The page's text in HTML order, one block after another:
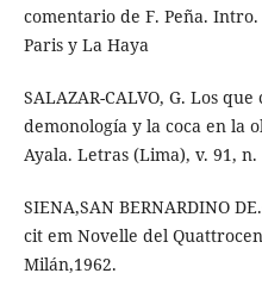
comentario de F. Peña.
Paris y La Haya
SALAZAR-CALVO, G. Los
demonología y la coca en la
Ayala. Letras (Lima), v. 91,
SIENA,SAN BERNARDINO
cit em Novelle del
Milán,1962.